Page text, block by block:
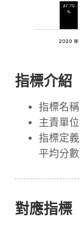
指標介紹
指標名
主責單
指標定
平均分
對應指標